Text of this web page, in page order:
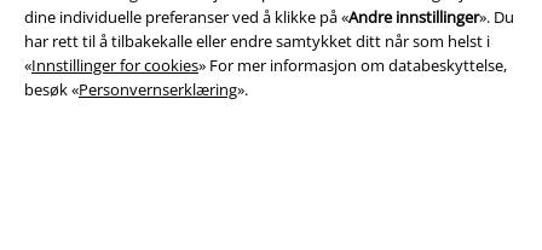
dine individuelle preferanser ved å klikke på «Andre innstillinger». Du
har rett til å tilbakekalle eller endre samtykket ditt når som helst i
«Innstillinger for cookies» For mer informasjon om databeskyttelse,
besøk «Personvernserklæring».